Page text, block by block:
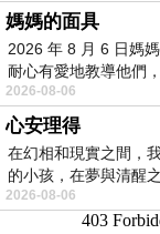
媽媽的面具
2026 年 8 月 6 日媽
耐心有愛地教導他們
2026-08-06
心安理得
在幻相和現實之間，
的小孩，在夢與清醒
2026-08-06